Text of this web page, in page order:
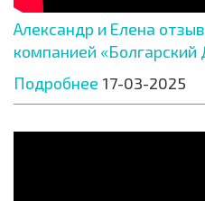
Александр и Елена
компанией «Болгарский
Подробнее 17-03-2025